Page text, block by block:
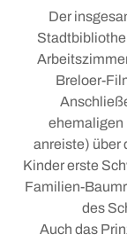
LITERATUR
Tölzer Bierfest
Von Mann bis
Thomas
Thomas-
Konzerte &
Der
Breloer-
ehemaligen
anreiste) über
Kinder erste
Familien-
des
Auch das